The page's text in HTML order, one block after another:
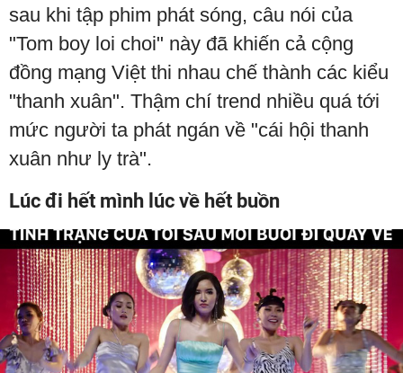
sau khi tập phim phát sóng, câu nói của
"Tom boy loi choi" này đã khiến cả cộng
đồng mạng Việt thi nhau chế thành các kiểu
"thanh xuân". Thậm chí trend nhiều quá tới
mức người ta phát ngán về "cái hội thanh
xuân như ly trà".
Lúc đi hết mình lúc về hết buồn